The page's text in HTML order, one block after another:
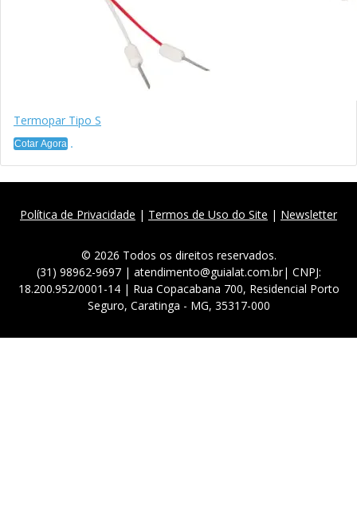
Termopar Tipo S
Cotar Agora
Política de Privacidade | Termos de Uso do Site | Newsletter
© 2026 Todos os direitos reservados.
(31) 98962-9697 | atendimento@guialat.com.br| CNPJ:
18.200.952/0001-14 | Rua Copacabana 700, Residencial Porto
Seguro, Caratinga - MG, 35317-000